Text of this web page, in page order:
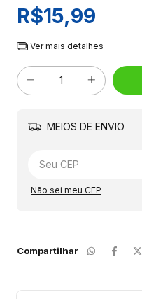
R$15,99
Ver mais detalhes
MEIOS DE ENVIO
Não sei meu CEP
Compartilhar